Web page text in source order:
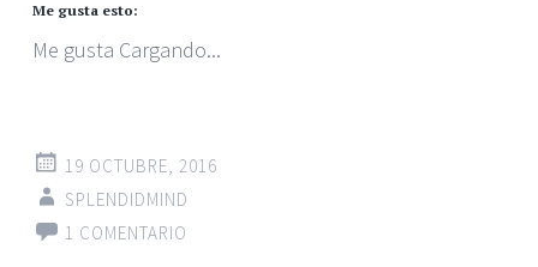
Me gusta esto:
Me gusta Cargando...
19 OCTUBRE, 2016
SPLENDIDMIND
1 COMENTARIO